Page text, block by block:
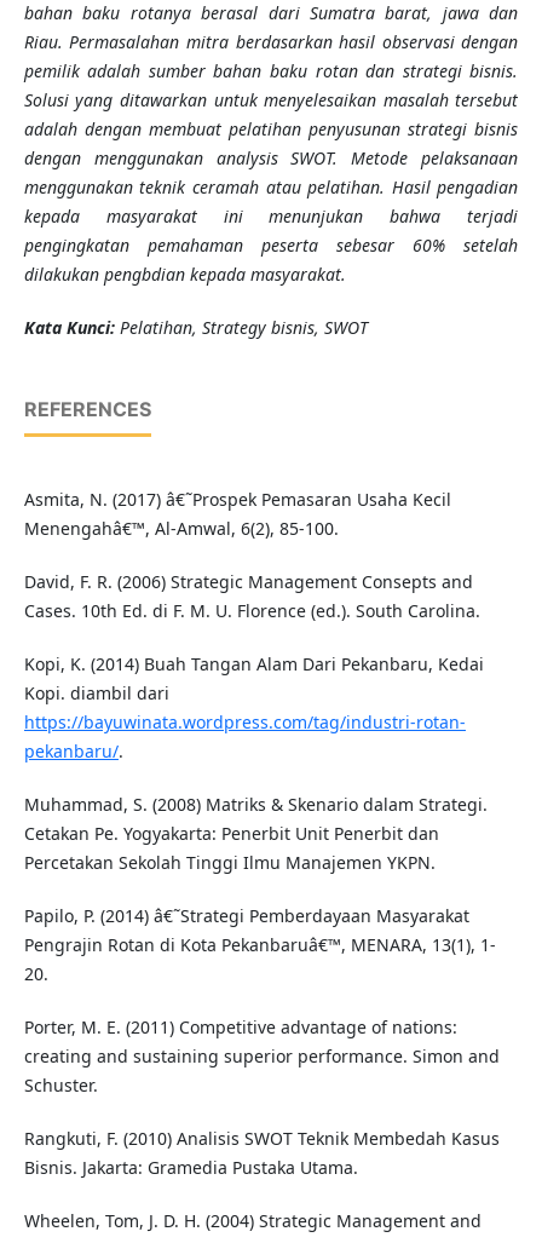
bahan baku rotanya berasal dari Sumatra barat, jawa dan
Riau. Permasalahan mitra berdasarkan hasil observasi dengan
pemilik adalah sumber bahan baku rotan dan strategi bisnis.
Solusi yang ditawarkan untuk menyelesaikan masalah tersebut
adalah dengan membuat pelatihan penyusunan strategi bisnis
dengan menggunakan analysis SWOT. Metode pelaksanaan
menggunakan teknik ceramah atau pelatihan. Hasil pengadian
kepada masyarakat ini menunjukan bahwa terjadi
pengingkatan pemahaman peserta sebesar 60% setelah
dilakukan pengbdian kepada masyarakat.
Kata Kunci: Pelatihan, Strategy bisnis, SWOT
REFERENCES
Asmita, N. (2017) â€˜Prospek Pemasaran Usaha Kecil
Menengahâ€™, Al-Amwal, 6(2), 85-100.
David, F. R. (2006) Strategic Management Consepts and
Cases. 10th Ed. di F. M. U. Florence (ed.). South Carolina.
Kopi, K. (2014) Buah Tangan Alam Dari Pekanbaru, Kedai
Kopi. diambil dari
https://bayuwinata.wordpress.com/tag/industri-rotan-
pekanbaru/.
Muhammad, S. (2008) Matriks & Skenario dalam Strategi.
Cetakan Pe. Yogyakarta: Penerbit Unit Penerbit dan
Percetakan Sekolah Tinggi Ilmu Manajemen YKPN.
Papilo, P. (2014) â€˜Strategi Pemberdayaan Masyarakat
Pengrajin Rotan di Kota Pekanbaruâ€™, MENARA, 13(1), 1-
20.
Porter, M. E. (2011) Competitive advantage of nations:
creating and sustaining superior performance. Simon and
Schuster.
Rangkuti, F. (2010) Analisis SWOT Teknik Membedah Kasus
Bisnis. Jakarta: Gramedia Pustaka Utama.
Wheelen, Tom, J. D. H. (2004) Strategic Management and